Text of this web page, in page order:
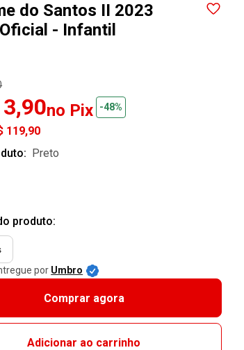
do Santos II 2023
- Infantil
no Pix -48%
119,90
preto
produto:
por Umbro
Comprar agora
Adicionar ao carrinho